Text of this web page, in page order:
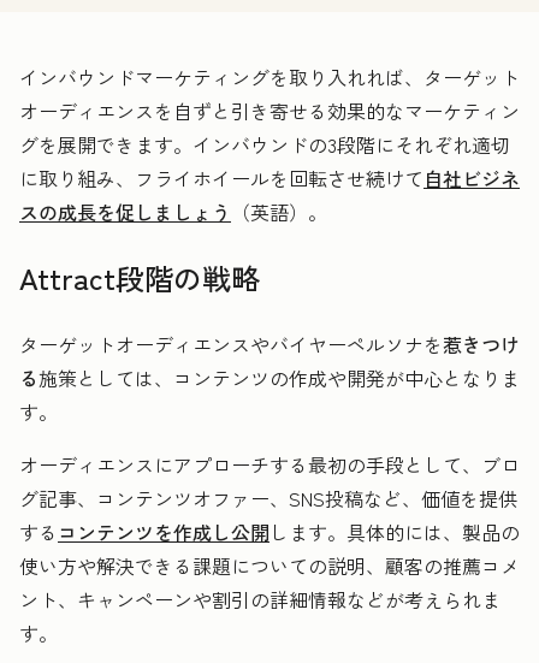
インバウンドマーケティングを取り入れれば、ターゲット
オーディエンスを自ずと引き寄せる効果的なマーケティン
グを展開できます。インバウンドの3段階にそれぞれ適切
に取り組み、フライホイールを回転させ続けて 自社ビジネ
スの成長を促しましょう
（英語）。
Attract段階の戦略
ターゲットオーディエンスやバイヤーペルソナを惹きつけ
る施策としては、コンテンツの作成や開発が中心となりま
す。
オーディエンスにアプローチする最初の手段として、ブロ
グ記事、コンテンツオファー、SNS投稿など、価値を提供
する コンテンツを作成し公開 します。具体的には、製品の
使い方や解決できる課題についての説明、顧客の推薦コメ
ント、キャンペーンや割引の詳細情報などが考えられま
す。